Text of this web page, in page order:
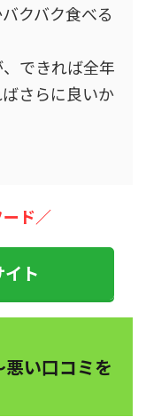
クバク食べる
できれば全年
さらに良いか
ド／
ト
悪い口コミを